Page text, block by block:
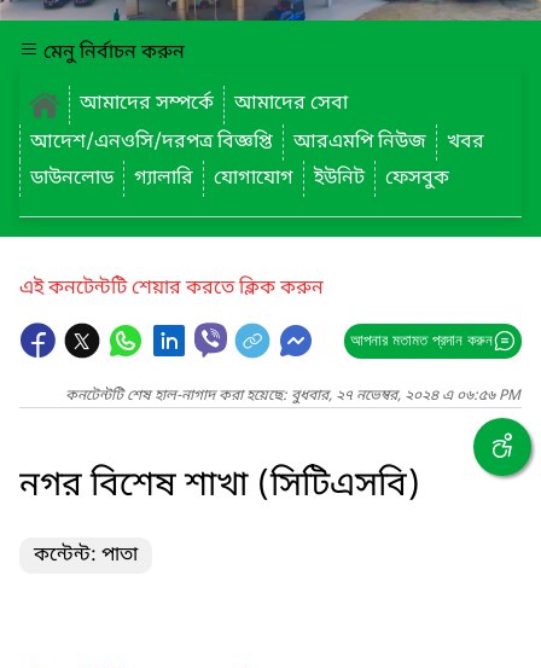
মেনু নির্বাচন করুন
আমাদের সম্পর্কে
আমাদের সেবা
আদেশ/এনওসি/দরপত্র বিজ্ঞপ্তি
আরএমপি নিউজ
খবর
ডাউনলোড
গ্যালারি যোগাযোগ ইউনিট ফেসবুক
এই কনটেন্টটি শেয়ার করতে ক্লিক করুন
আপনার মতামত প্রদান করুন
কনটেন্টটি শেষ হাল-নাগাদ করা হয়েছে: বুধবার, ২৭ নভেম্বর, ২০২৪ এ ০৬:৫৬ PM
নগর বিশেষ শাখা (সিটিএসবি)
কন্টেন্ট: পাতা